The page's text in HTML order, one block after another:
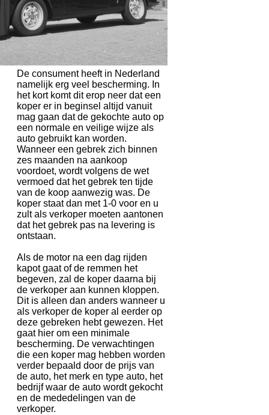
De consument heeft in Nederland
namelijk erg veel bescherming. In
het kort komt dit erop neer dat een
koper er in beginsel altijd vanuit
mag gaan dat de gekochte auto op
een normale en veilige wijze als
auto gebruikt kan worden.
Wanneer een gebrek zich binnen
zes maanden na aankoop
voordoet, wordt volgens de wet
vermoed dat het gebrek ten tijde
van de koop aanwezig was. De
koper staat dan met 1-0 voor en u
zult als verkoper moeten aantonen
dat het gebrek pas na levering is
ontstaan.
Als de motor na een dag rijden
kapot gaat of de remmen het
begeven, zal de koper daarna bij
de verkoper aan kunnen kloppen.
Dit is alleen dan anders wanneer u
als verkoper de koper al eerder op
deze gebreken hebt gewezen. Het
gaat hier om een minimale
bescherming. De verwachtingen
die een koper mag hebben worden
verder bepaald door de prijs van
de auto, het merk en type auto, het
bedrijf waar de auto wordt gekocht
en de mededelingen van de
verkoper.